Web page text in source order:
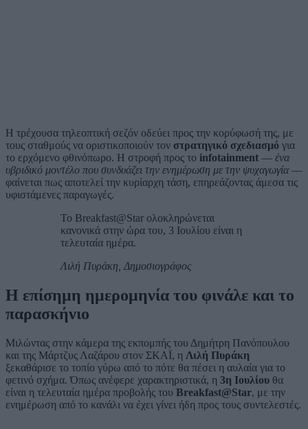
Η τρέχουσα τηλεοπτική σεζόν οδεύει προς την κορύφωσή της, με
τους σταθμούς να οριστικοποιούν τον στρατηγικό σχεδιασμό για
το ερχόμενο φθινόπωρο. Η στροφή προς το infotainment — ένα
υβριδικό μοντέλο που συνδυάζει την ενημέρωση με την ψυχαγωγία—
φαίνεται πως αποτελεί την κυρίαρχη τάση, επηρεάζοντας άμεσα τις
υφιστάμενες παραγωγές.
Το Breakfast@Star ολοκληρώνεται
κανονικά στην ώρα του, 3 Ιουλίου είναι η
τελευταία ημέρα.
Λιλή Πυράκη, Δημοσιογράφος
Η επίσημη ημερομηνία του φινάλε και το
παρασκήνιο
Μιλώντας στην κάμερα της εκπομπής του Δημήτρη Πανόπουλου
και της Μάρτζυς Λαζάρου στον ΣΚΑΪ, η Λιλή Πυράκη
ξεκαθάρισε το τοπίο γύρω από το πότε θα πέσει η αυλαία για το
φετινό σχήμα. Όπως ανέφερε χαρακτηριστικά, η 3η Ιουλίου θα
είναι η τελευταία ημέρα προβολής του Breakfast@Star, με την
ενημέρωση από το κανάλι να έχει γίνει ήδη προς τους συντελεστές.